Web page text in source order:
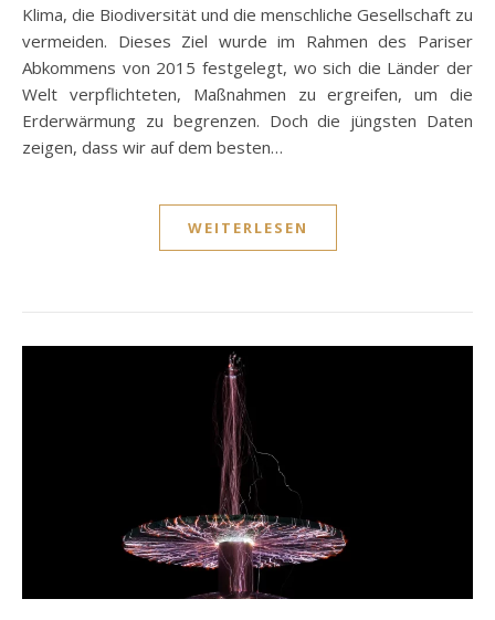
Klima, die Biodiversität und die menschliche Gesellschaft zu
vermeiden. Dieses Ziel wurde im Rahmen des Pariser
Abkommens von 2015 festgelegt, wo sich die Länder der
Welt verpflichteten, Maßnahmen zu ergreifen, um die
Erderwärmung zu begrenzen. Doch die jüngsten Daten
zeigen, dass wir auf dem besten…
WEITERLESEN